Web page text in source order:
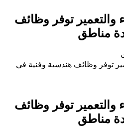
والتعمير توفر وظائف
مناطق
والتعمير توفر وظائف
مناطق